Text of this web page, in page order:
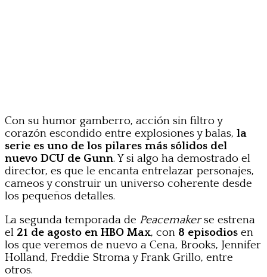
Con su humor gamberro, acción sin filtro y
corazón escondido entre explosiones y balas, la
serie es uno de los pilares más sólidos del
nuevo DCU de Gunn. Y si algo ha demostrado el
director, es que le encanta entrelazar personajes,
cameos y construir un universo coherente desde
los pequeños detalles.
La segunda temporada de Peacemakerse estrena
el 21 de agosto en HBO Max, con 8 episodios en
los que veremos de nuevo a Cena, Brooks, Jennifer
Holland, Freddie Stroma y Frank Grillo, entre
otros.